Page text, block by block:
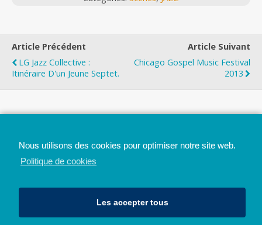
Article Précédent
LG Jazz Collective :
Itinéraire D'un Jeune Septet.
Article Suivant
Chicago Gospel Music Festival
2013
Nous utilisons des cookies pour optimiser notre site web.
Politique de cookies
Les accepter tous